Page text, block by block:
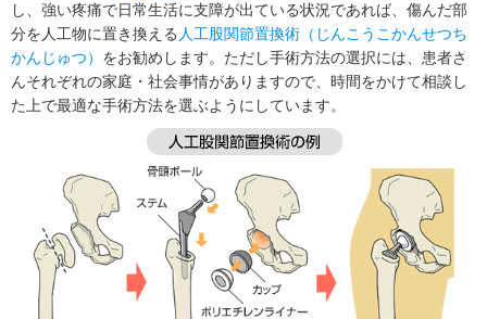
し、強い疼痛で日常生活に支障が出ている状況であれば、傷んだ部
分を人工物に置き換える 人工股関節置換術（じんこうこかんせつち
かんじゅつ） をお勧めします。ただし手術方法の選択には、患者さ
んそれぞれの家庭・社会事情がありますので、時間をかけて相談し
た上で最適な手術方法を選ぶようにしています。